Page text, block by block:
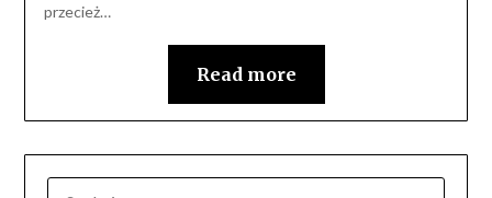
przecież…
Read more